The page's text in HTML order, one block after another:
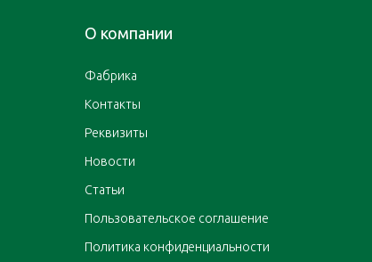
О компании
Фабрика
Контакты
Реквизиты
Новости
Статьи
Пользовательское соглашение
Политика конфиденциальности